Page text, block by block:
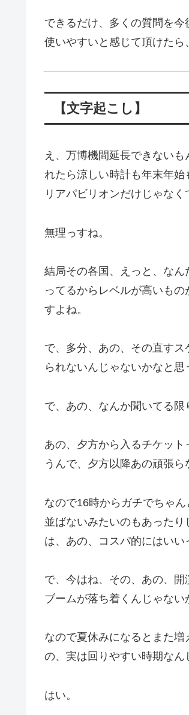
できるだけ、多くの質問を今
使いやすいと感じて頂けたら
【文字起こし】
え、万博機間延長できない
れたら涼しい時計も年末年
リアパビリオンだけじゃな
無理っすね。
結局その各国、えっと、な
ってるからレベルが高いも
すよね。
で、多分、あの、その直す
られないんじゃないかなと思
で、あの、なんか聞いてる限
あの、夕方から入るチケッ
うんで、夕方以降あの頑張ら
なので16時からガチでちゃ
並ばないみたいのもあった
は、あの、コスパ的にはいい
で、今はね、その、あの、
ブームが落ち着くんじゃない
なので夏休みになるとまた
の、実は回りやすい時期なん
はい。